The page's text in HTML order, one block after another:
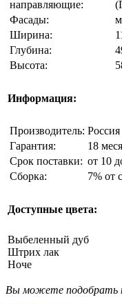
направляющие:
Фасады:
Ширина:
Глубина:
Высота:
Информация:
Производитель: Россия
Гарантия:
18
Срок поставки: от 10
Сборка:
7% от
Доступные цвета:
Выбеленный дуб
Штрих лак
Ноче
Вы можете подобрать